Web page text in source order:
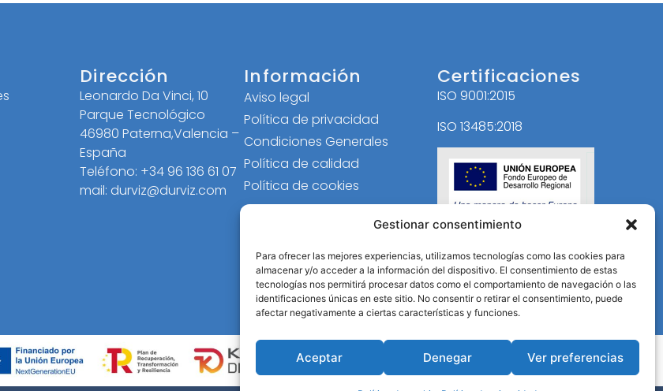
Gestionar consentimiento
Para ofrecer las mejores experiencias, utilizamos tecnologías como las cookies para
almacenar y/o acceder a la información del dispositivo. El consentimiento de estas
tecnologías nos permitirá procesar datos como el comportamiento de navegación o las
identificaciones únicas en este sitio. No consentir o retirar el consentimiento, puede
afectar negativamente a ciertas características y funciones.
Aceptar Denegar Ver preferencias
Dirección
Leonardo Da Vinci, 10
Parque Tecnológico
46980 Paterna,Valencia –
España
Teléfono: +34 96 136 61 07
mail: durviz@durviz.com
Información
Aviso legal
Política de privacidad
Condiciones Generales
Política de calidad
Política de cookies
Certificaciones
ISO 9001:2015
ISO 13485:2018